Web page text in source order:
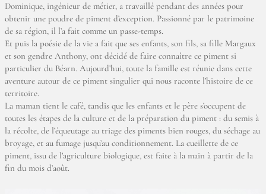
Dominique, ingénieur de métier, a travaillé pendant des années pour
obtenir une poudre de piment d’exception. Passionné par le patrimoine
de sa région, il l’a fait comme un passe-temps.
Et puis la poésie de la vie a fait que ses enfants, son fils, sa fille Margaux
et son gendre Anthony, ont décidé de faire connaître ce piment si
particulier du Béarn. Aujourd’hui, toute la famille est réunie dans cette
aventure autour de ce piment singulier qui nous raconte l’histoire de ce
territoire.
La maman tient le café, tandis que les enfants et le père s’occupent de
toutes les étapes de la culture et de la préparation du piment : du semis à
la récolte, de l’équeutage au triage des piments bien rouges, du séchage au
broyage, et au fumage jusqu’au conditionnement. La cueillette de ce
piment, issu de l’agriculture biologique, est faite à la main à partir de la
fin du mois d’août.